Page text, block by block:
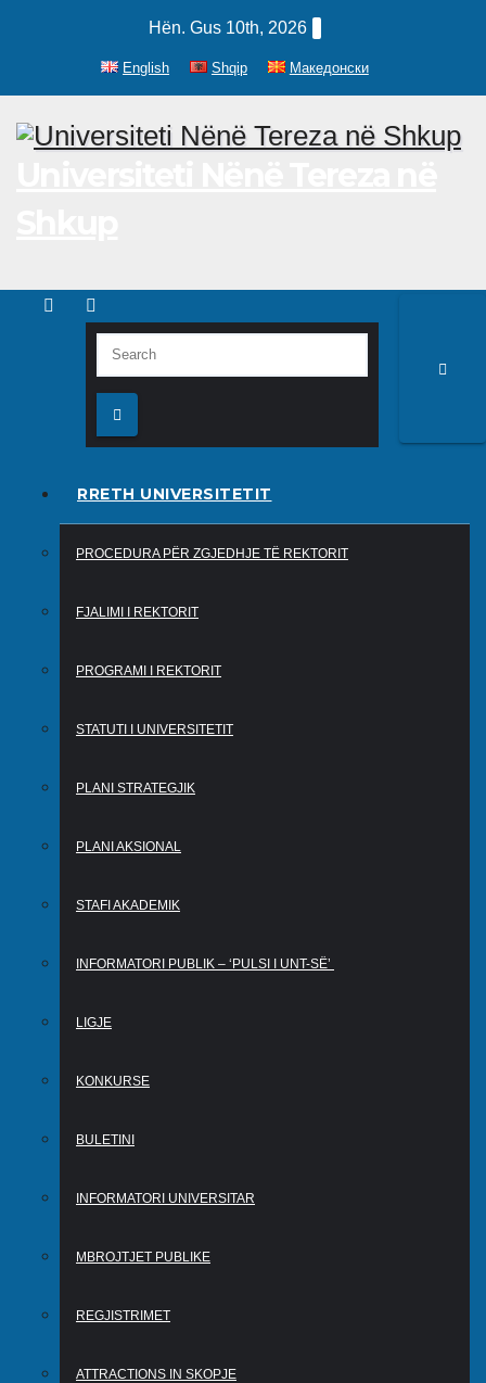
Hën. Gus 10th, 2026
English Shqip Македонски
RRETH UNIVERSITETIT
PROCEDURA PËR ZGJEDHJE TË REKTORIT
FJALIMI I REKTORIT
PROGRAMI I REKTORIT
STATUTI I UNIVERSITETIT
PLANI STRATEGJIK
PLANI AKSIONAL
STAFI AKADEMIK
INFORMATORI PUBLIK – ‘PULSI I UNT-SË’
LIGJE
KONKURSE
BULETINI
INFORMATORI UNIVERSITAR
MBROJTJET PUBLIKE
REGJISTRIMET
ATTRACTIONS IN SKOPJE